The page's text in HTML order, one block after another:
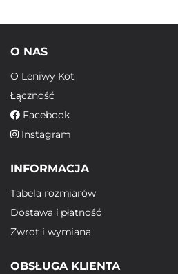
O NAS
O Leniwy Kot
Łączność
Facebook
Instagram
INFORMACJA
Tabela rozmiarów
Dostawa i płatność
Zwrot i wymiana
OBSŁUGA KLIENTA